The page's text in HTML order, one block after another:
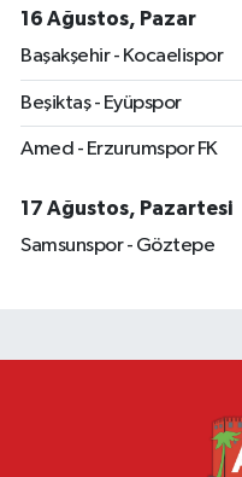
16 Ağustos, Pazar
Başakşehir - Kocaelispor
Beşiktaş - Eyüpspor
Amed - Erzurumspor FK
17 Ağustos, Pazartesi
Samsunspor - Göztepe